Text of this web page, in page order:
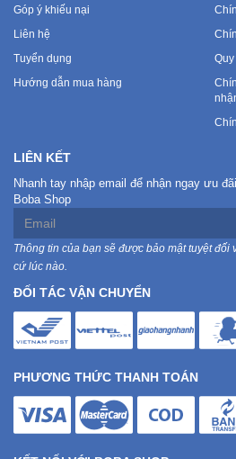
Góp ý khiếu nại
Liên hệ
Tuyển dụng
Hướng dẫn mua hàng
LIÊN KẾT
Nhanh tay nhập email để nhận ngay ưu
Boba Shop
Thông tin của bạn sẽ được bảo mật tuyệt đối
cứ lúc nào.
ĐỐI TÁC VẬN CHUYỂN
PHƯƠNG THỨC THANH TOÁN